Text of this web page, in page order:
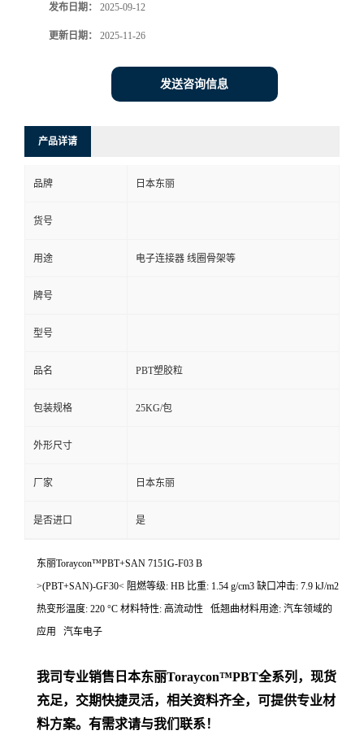
发布日期： 2025-09-12
更新日期： 2025-11-26
发送咨询信息
产品详请
品牌 日本东丽
货号
用途 电子连接器 线圈骨架等
牌号
型号
品名 PBT塑胶粒
包装规格 25KG/包
外形尺寸
厂家 日本东丽
是否进口 是
东丽Toraycon™PBT+SAN 7151G-F03 B
>(PBT+SAN)-GF30< 阻燃等级: HB 比重: 1.54 g/cm3 缺口冲击: 7.9 kJ/m2
热变形温度: 220 °C 材料特性: 高流动性 低翘曲材料用途: 汽车领域的
应用 汽车电子
我司专业销售日本东丽Toraycon™PBT全系列，现货
充足，交期快捷灵活，相关资料齐全，可提供专业材
料方案。有需求请与我们联系！